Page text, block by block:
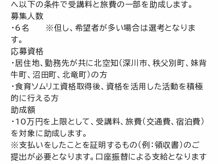
へ以下の条件で受講料と旅費の一部を助成します。
募集人数
・6名 ※但し、希望者が多い場合は選考となりま
す。
応募資格
・居住地、勤務先が共に北空知（深川市、秩父別町、妹背
牛町、沼田町、北竜町）の方
・食育ソムリエ資格取得後、資格を活用した活動を積極
的に行える方
助成額
・10万円を上限として、受講料、旅費（交通費、宿泊費）
を対象に助成します。
※支払いをしたことを証明するもの（例：領収書）のご
提出が必要となります。口座振替による支給となります